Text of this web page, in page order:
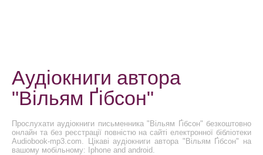
Аудіокниги автора
"Вільям Ґібсон"
Прослухати аудіокниги письменника "Вільям Ґібсон" безкоштовно
онлайн та без реєстрації повністю на сайті електронної бібліотеки
Audiobook-mp3.com. Цікаві аудіокниги автора "Вільям Ґібсон" на
вашому мобільному: Iphone and android.